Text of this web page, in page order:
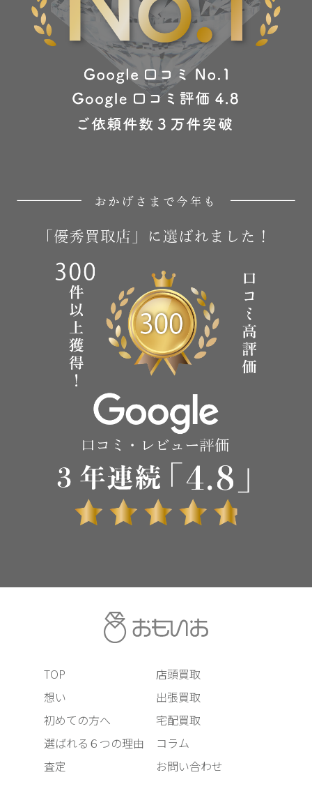
TOP
想い
初めての方へ
選ばれる６つの理由
査定
店頭買取
出張買取
宅配買取
コラム
お問い合わせ